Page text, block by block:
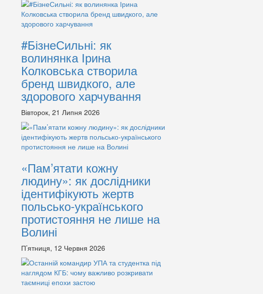
#БізнеСильні: як
волинянка Ірина
Колковська створила
бренд швидкого, але
здорового харчування
Вівторок, 21 Липня 2026
«Пам’ятати кожну
людину»: як дослідники
ідентифікують жертв
польсько-українського
протистояння не лише на
Волині
П’ятниця, 12 Червня 2026